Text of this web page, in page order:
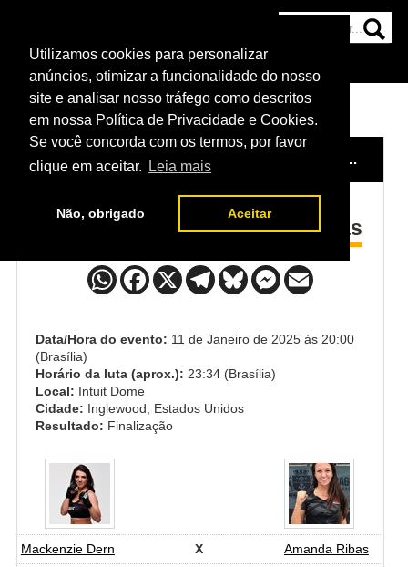
Utilizamos cookies para personalizar
anúncios, otimizar a funcionalidade do nosso
site e analisar nosso tráfego como descritos
em nossa Política de Privacidade e Cookies.
Se você concorda com os termos, por favor
clique em aceitar.
Leia mais
Não, obrigado Aceitar
NOTÍCIAS
HOME EVENTO / UFC FIGHT NIGHT: DERN VS RIBAS 2
Mackenzie Dern x Amanda Ribas
Data/Hora do evento: 11 de Janeiro de 2025 às 20:00
(Brasília)
Horário da luta (aprox.): 23:34 (Brasília)
Local: Intuit Dome
Cidade: Inglewood, Estados Unidos
Resultado: Finalização
Mackenzie Dern X
Amanda Ribas